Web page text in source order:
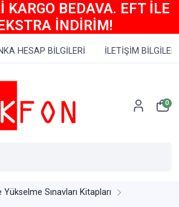
KARGO BEDAVA. EFT İLE
İNDİRİM!
HESAP BİLGİLERİ İLETİŞİM BİLGİLERİ
0
Sınavları Kitapları